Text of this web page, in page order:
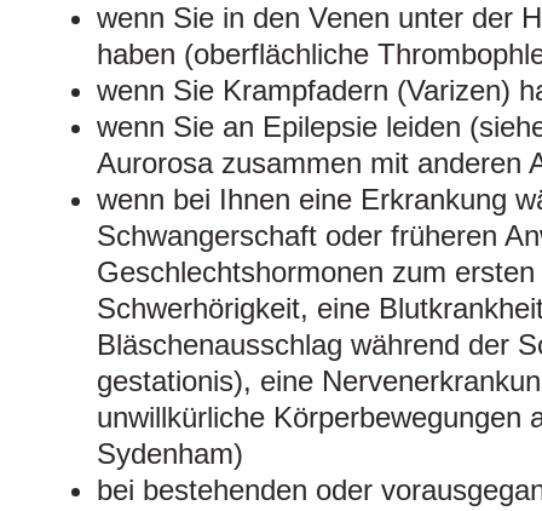
wenn Sie in den Venen unter der
haben (oberflächliche
wenn Sie Krampfadern (Varizen)
wenn Sie an Epilepsie leiden
Aurorosa zusammen mit anderen
wenn bei Ihnen eine Erkrankung
Schwangerschaft oder früheren
Geschlechtshormonen zum
Schwerhörigkeit, eine
Bläschenausschlag während der
gestationis), eine
unwillkürliche Körperbewegungen
Sydenham)
bei bestehenden oder